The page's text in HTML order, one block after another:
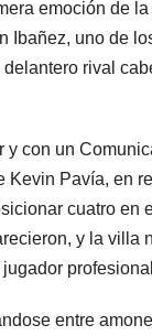
emoción de
Ibañez, uno de
rival
y con un
Kevin Pavía, en
cuatro en
y la villa
entre